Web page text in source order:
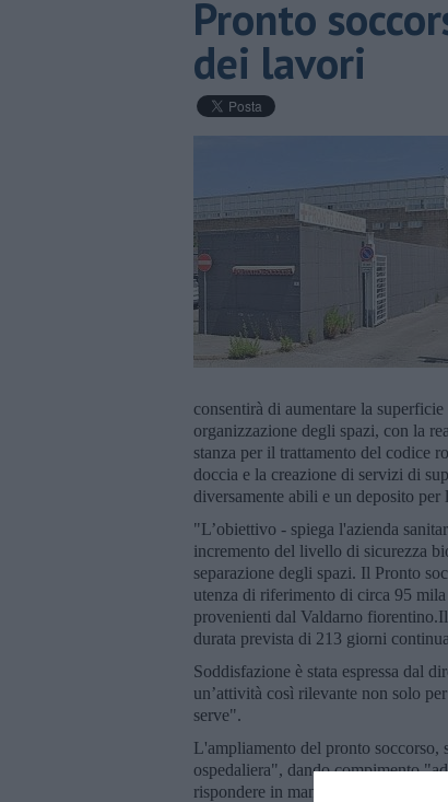
Pronto
dei lavori
consentirà di aumentare la
organizzazione degli spazi, con la
stanza per il trattamento del codice
doccia e la creazione di servizi di
diversamente abili e un deposito per
"L’obiettivo - spiega l'azienda
incremento del livello di sicurezza
separazione degli spazi. Il Pronto
utenza di riferimento di circa 95
provenienti dal Valdarno
durata prevista di 213 giorni
Soddisfazione è stata espressa dal
un’attività così rilevante non solo
serve".
L'ampliamento del pronto soccorso,
ospedaliera", dando compimento
rispondere in maniera efficiente ed